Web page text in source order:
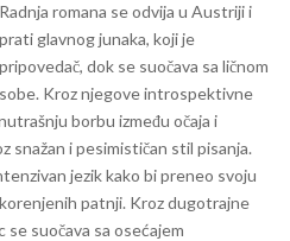
Radnja romana se odvija u Austriji i
prati glavnog junaka, koji je
pripovedač, dok se suočava sa ličnom
Kroz njegove introspektivne
borbu između očaja i
snažan i pesimističan stil pisanja.
jezik kako bi preneo svoju
patnji. Kroz dugotrajne
suočava sa osećajem